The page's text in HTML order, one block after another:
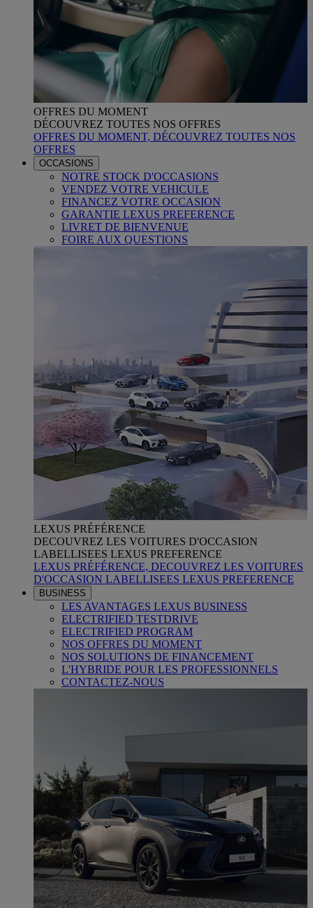
OFFRES DU MOMENT
DÉCOUVREZ TOUTES NOS OFFRES
OFFRES DU MOMENT, DÉCOUVREZ TOUTES NOS
OFFRES
OCCASIONS
NOTRE STOCK D'OCCASIONS
VENDEZ VOTRE VEHICULE
FINANCEZ VOTRE OCCASION
GARANTIE LEXUS PREFERENCE
LIVRET DE BIENVENUE
FOIRE AUX QUESTIONS
LEXUS PRÉFÉRENCE
DECOUVREZ LES VOITURES D'OCCASION
LABELLISEES LEXUS PREFERENCE
LEXUS PRÉFÉRENCE, DECOUVREZ LES VOITURES
D'OCCASION LABELLISEES LEXUS PREFERENCE
BUSINESS
LES AVANTAGES LEXUS BUSINESS
ELECTRIFIED TESTDRIVE
ELECTRIFIED PROGRAM
NOS OFFRES DU MOMENT
NOS SOLUTIONS DE FINANCEMENT
L'HYBRIDE POUR LES PROFESSIONNELS
CONTACTEZ-NOUS